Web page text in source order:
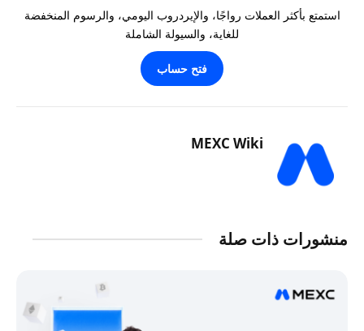
استمتع بأكثر العملات رواجًا، والإيردروب اليومي، والرسوم المنخفضة
للغاية، والسيولة الشاملة
فتح حساب
MEXC Wiki
منشورات ذات صلة